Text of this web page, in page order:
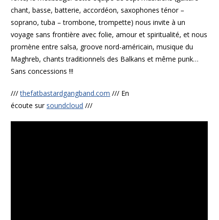
chant, basse, batterie, accordéon, saxophones ténor –
soprano, tuba – trombone, trompette) nous invite à un
voyage sans frontière avec folie, amour et spiritualité, et nous
promène entre salsa, groove nord-américain, musique du
Maghreb, chants traditionnels des Balkans et même punk…
Sans concessions !!!
///thefatbastardgangband.com /// En
écoute sur soundcloud ///